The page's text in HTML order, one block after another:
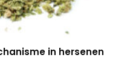
in hersenen